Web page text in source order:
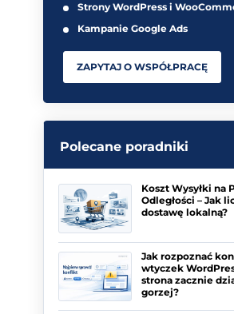
Strony WordPress i
Kampanie Google Ads
ZAPYTAJ O WSPÓŁPRACĘ
Polecane poradniki
Koszt Wysyłki na
Odległości – Jak
dostawę lokalną?
Jak rozpoznać
wtyczek
strona zacznie
gorzej?